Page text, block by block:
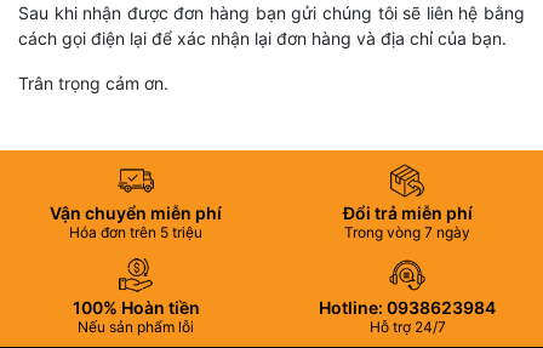
Sau khi nhận được đơn hàng bạn gửi chúng tôi sẽ liên hệ bằng
cách gọi điện lại để xác nhận lại đơn hàng và địa chỉ của bạn.
Trân trọng cảm ơn.
Vận chuyển miễn phí
Hóa đơn trên 5 triệu
Đổi trả miễn phí
Trong vòng 7 ngày
100% Hoàn tiền
Nếu sản phẩm lỗi
Hotline: 0938623984
Hỗ trợ 24/7